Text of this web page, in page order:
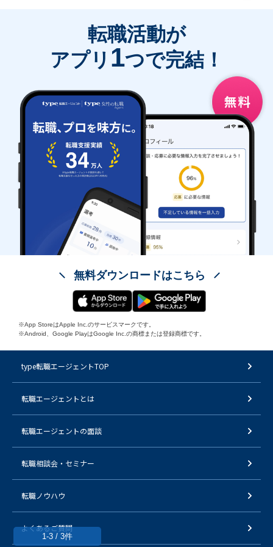
1-3 / 3件
転職活動が
アプリ 1つで完結！
無料ダウンロードはこちら
※App StoreはApple Inc.のサービスマークです。
※Android、Google PlayはGoogle Inc.の商標または登録商標です。
type転職エージェントTOP
転職エージェントとは
転職エージェントの面談
転職相談会・セミナー
転職ノウハウ
よくあるご質問